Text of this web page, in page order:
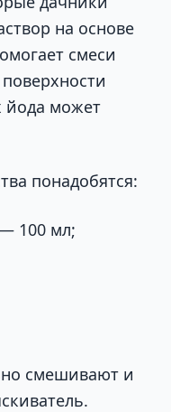
на основе
смеси
йода может
понадобятся:
100 мл;
смешивают и